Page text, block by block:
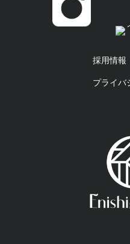
採用情報
プライバ